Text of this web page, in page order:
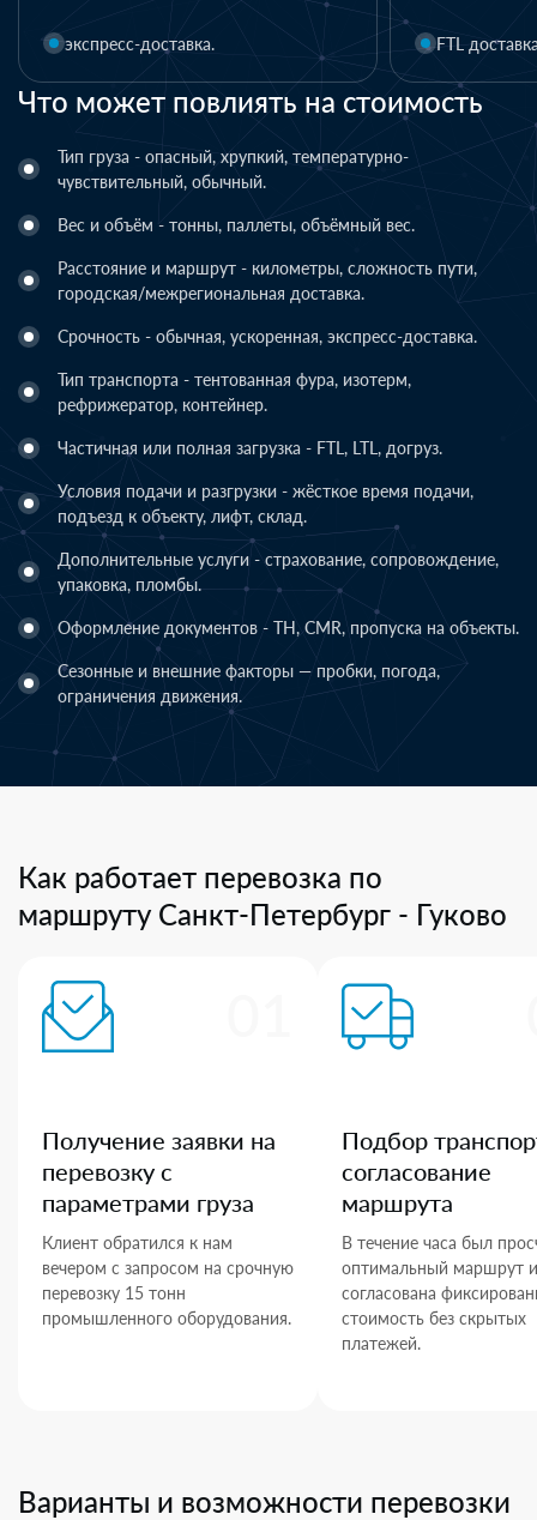
Что может повлиять на стоимость
Тип груза - опасный, хрупкий, температурно-
чувствительный, обычный.
Вес и объём - тонны, паллеты, объёмный вес.
Расстояние и маршрут - километры, сложность пути,
городская/межрегиональная доставка.
Срочность - обычная, ускоренная, экспресс-доставка.
Тип транспорта - тентованная фура, изотерм,
рефрижератор, контейнер.
Частичная или полная загрузка - FTL, LTL, догруз.
Условия подачи и разгрузки - жёсткое время подачи,
подъезд к объекту, лифт, склад.
Дополнительные услуги - страхование, сопровождение,
упаковка, пломбы.
Оформление документов - ТН, CMR, пропуска на объекты.
Сезонные и внешние факторы — пробки, погода,
ограничения движения.
FTL доставка LTL
Как работает перевозка по
маршруту Санкт-Петербург - Гуково
Получение заявки на
перевозку с
параметрами груза
Клиент обратился к нам
вечером с запросом на срочную
перевозку 15 тонн
промышленного оборудования.
Подбор
согласование
маршрута
В течение часа был
оптимальный маршрут и
согласована
стоимость без скрытых
платежей.
Варианты и возможности перевозки